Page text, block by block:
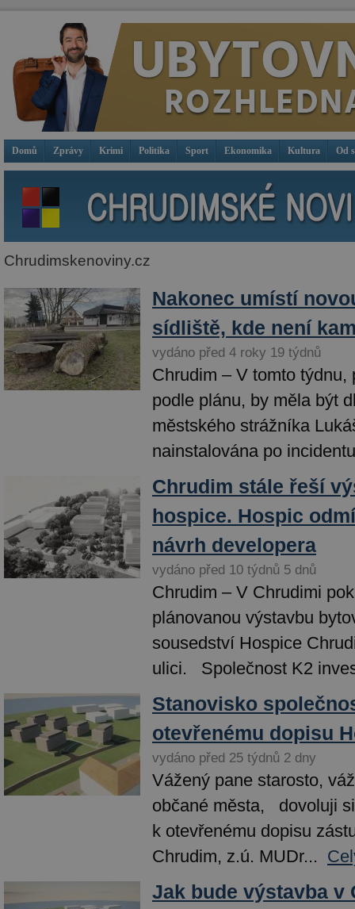
Domů Zprávy Krimi Politika Sport Ekonomika Kultura Od
Chrudimskenoviny.cz
Nakonec umístí
sídliště, kde není
vydáno před 4 roky 19 týdnů
Chrudim – V tomto týdnu,
podle plánu, by měla být
městského strážníka
nainstalována po
Chrudim stále řeší
hospice. Hospic
návrh developera
vydáno před 10 týdnů 5 dnů
Chrudim – V Chrudimi
plánovanou výstavbu
sousedství Hospice
ulici. Společnost K2
Stanovisko
otevřenému dopisu
vydáno před 25 týdnů 2 dny
Vážený pane starosto,
občané města, dovoluji
k otevřenému dopisu
Chrudim, z.ú. MUDr...
Jak bude výstavba v